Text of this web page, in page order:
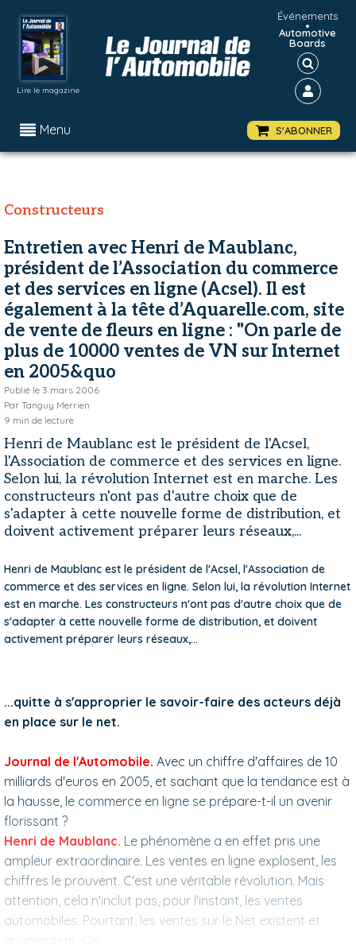
Lire le magazine
Événements
•
Automotive
Boards
Menu S'ABONNER
Constructeurs
Entretien avec Henri de Maublanc,
président de l’Association du commerce
et des services en ligne (Acsel). Il est
également à la tête d’Aquarelle.com, site
de vente de fleurs en ligne : "On parle de
plus de 10000 ventes de VN sur Internet
en 2005&quo
Publié le 3 mars 2006
Par Tanguy Merrien
9 min de lecture
Henri de Maublanc est le président de l'Acsel,
l'Association de commerce et des services en ligne.
Selon lui, la révolution Internet est en marche. Les
constructeurs n'ont pas d'autre choix que de
s'adapter à cette nouvelle forme de distribution, et
doivent activement préparer leurs réseaux,...
Henri de Maublanc est le président de l'Acsel, l'Association de
commerce et des services en ligne. Selon lui, la révolution Internet
est en marche. Les constructeurs n'ont pas d'autre choix que de
s'adapter à cette nouvelle forme de distribution, et doivent
activement préparer leurs réseaux,...
...quitte à s'approprier le savoir-faire des acteurs déjà
en place sur le net.
Journal de l'Automobile. Avec un chiffre d'affaires de 10
milliards d'euros en 2005, et sachant que la tendance est à
la hausse, le commerce en ligne se prépare-t-il un avenir
florissant ?
Henri de Maublanc. Le phénomène a en effet pris une
ampleur extraordinaire. Les ventes en ligne explosent, les
chiffres le prouvent. C'est une véritable révolution. Mais
attention, cela n'inclut pas, pour l'instant, les ventes
automobiles. Pourtant, les ventes sur le Net existent et
augmentent. On